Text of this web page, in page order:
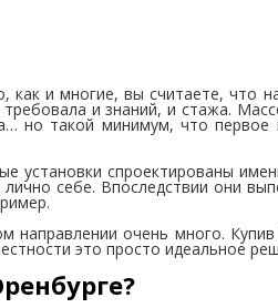
и многие, вы считаете, что
и знаний, и стажа.
но такой минимум, что
установки спроектированы
себе. Впоследствии они
направлении очень много.
это просто идеальное